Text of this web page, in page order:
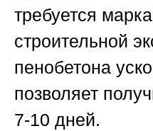
требуется
строительной
пенобетона
позволяет
7-10 дней.